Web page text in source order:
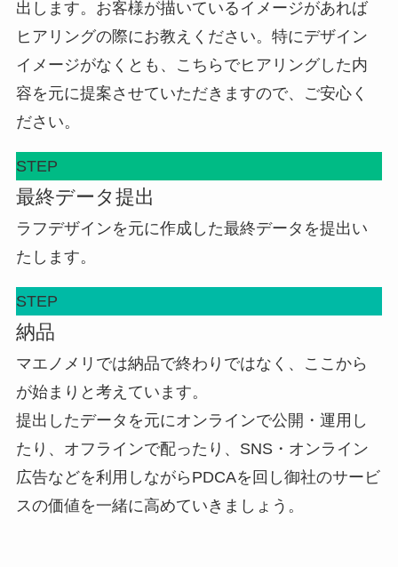
出します。お客様が描いているイメージがあれば
ヒアリングの際にお教えください。特にデザイン
イメージがなくとも、こちらでヒアリングした内
容を元に提案させていただきますので、ご安心く
ださい。
STEP
最終データ提出
ラフデザインを元に作成した最終データを提出い
たします。
STEP
納品
マエノメリでは納品で終わりではなく、ここから
が始まりと考えています。
提出したデータを元にオンラインで公開・運用し
たり、オフラインで配ったり、SNS・オンライン
広告などを利用しながらPDCAを回し御社のサービ
スの価値を一緒に高めていきましょう。